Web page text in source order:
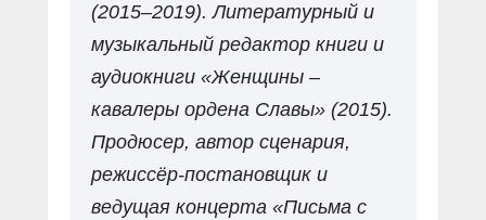
(2015–2019). Литературный и
музыкальный редактор книги и
аудиокниги «Женщины –
кавалеры ордена Славы» (2015).
Продюсер, автор сценария,
режиссёр-постановщик и
ведущая концерта «Письма с